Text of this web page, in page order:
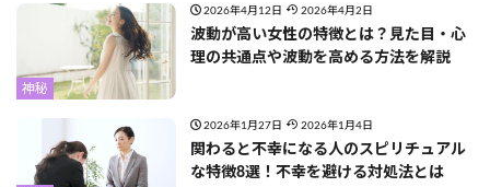
神秘
2026年4月12日 2026年4月2日
波動が高い女性の特徴とは？見た目・心
理の共通点や波動を高める方法を解説
2026年1月27日 2026年1月4日
関わると不幸になる人のスピリチュアル
な特徴8選！不幸を避ける対処法とは